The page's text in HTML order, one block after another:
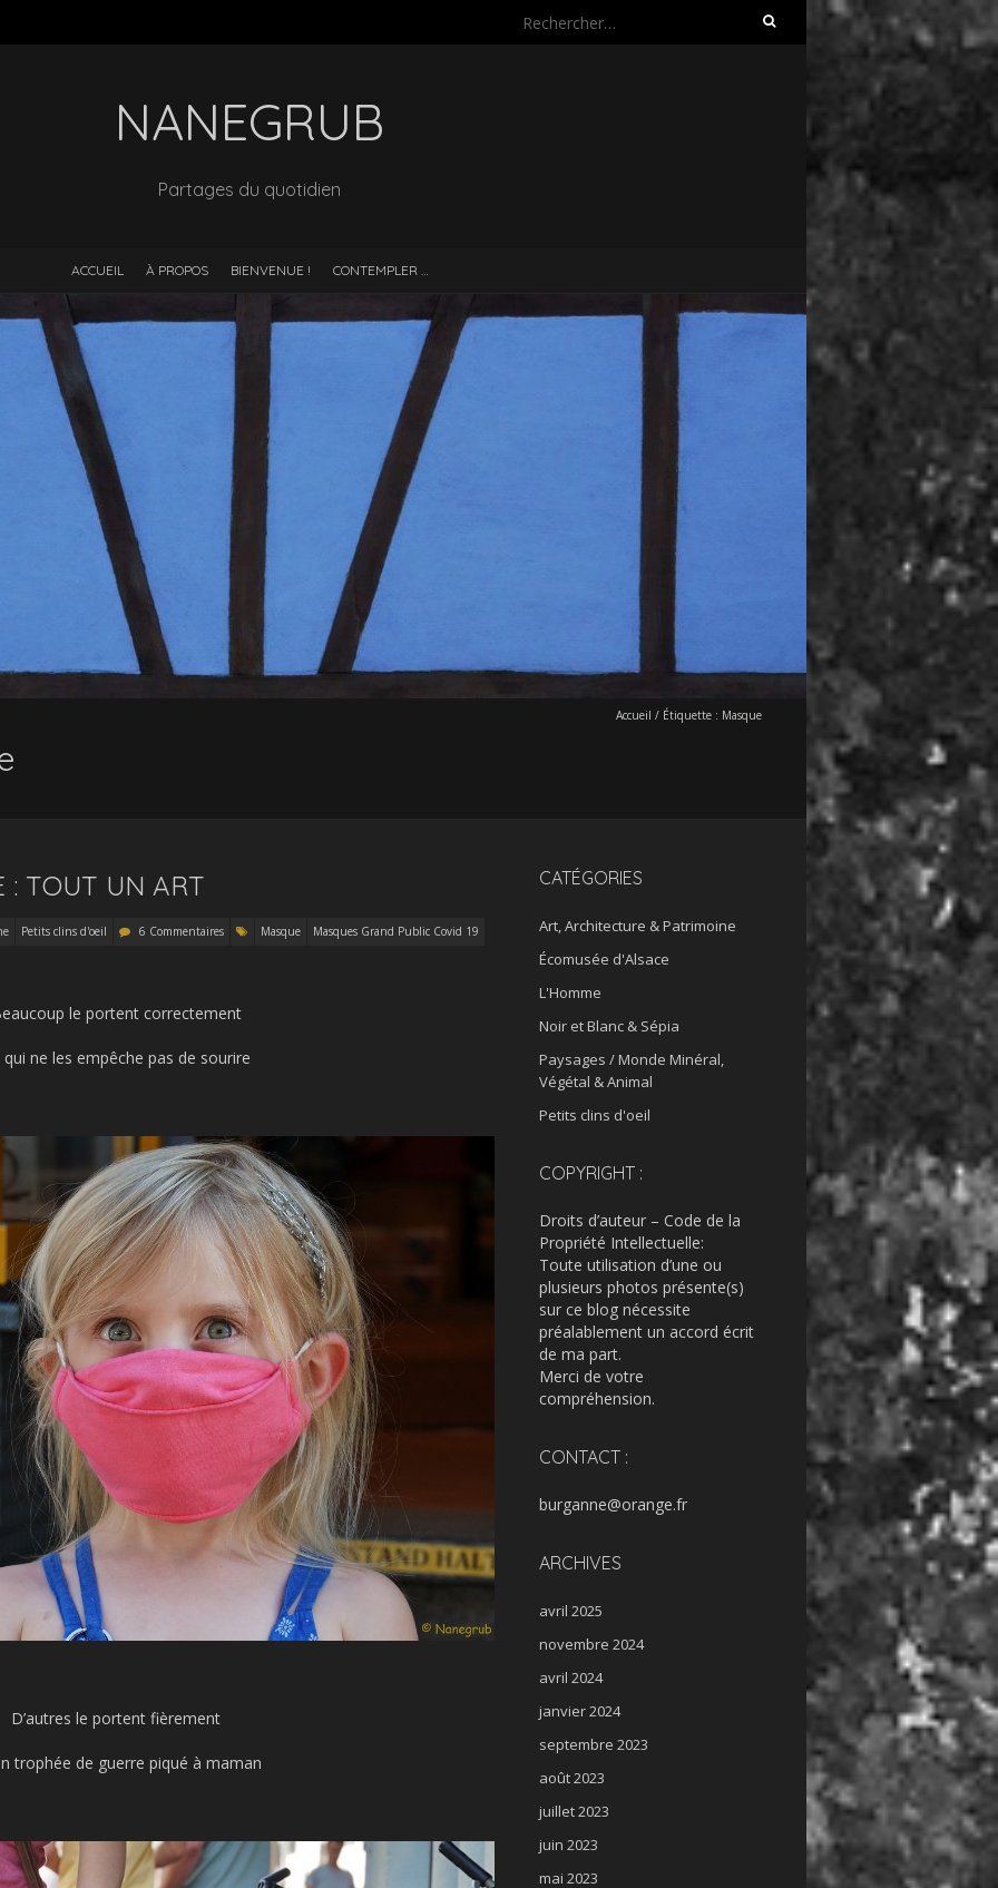
Rechercher :
NANEGRUB
Partages du quotidien
ACCUEIL À PROPOS BIENVENUE ! CONTEMPLER …
Accueil / Étiquette : Masque
: TOUT UN ART
Petits clins d'oeil 6 Commentaires Masque Masques Grand Public Covid 19
le portent correctement
qui ne les empêche pas de sourire
D’autres le portent fièrement
trophée de guerre piqué à maman
CATÉGORIES
Art, Architecture & Patrimoine
Écomusée d'Alsace
L'Homme
Noir et Blanc & Sépia
Paysages / Monde Minéral,
Végétal & Animal
Petits clins d'oeil
COPYRIGHT :
Droits d’auteur – Code de la
Propriété Intellectuelle:
Toute utilisation d’une ou
plusieurs photos présente(s)
sur ce blog nécessite
préalablement un accord écrit
de ma part.
Merci de votre
compréhension.
CONTACT :
burganne@orange.fr
ARCHIVES
avril 2025
novembre 2024
avril 2024
janvier 2024
septembre 2023
août 2023
juillet 2023
juin 2023
mai 2023